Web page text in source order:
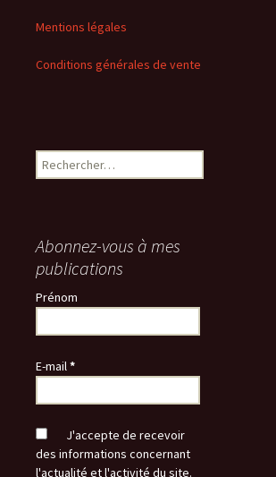
Mentions légales
Conditions générales de vente
Rechercher :
Abonnez-vous à mes
publications
Prénom
E-mail*
J'accepte de recevoir
des informations concernant
l'actualité et l'activité du site.